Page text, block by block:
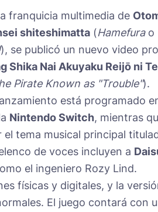
franquicia multimedia de
shiteshimatta (Hamefurao
), se publicó un nuevo video
Shika Nai Akuyaku Reijō ni
Pirate Known as "Trouble").
está programado
Nintendo Switch, mientras
tema musical principal
de voces incluyen a
el ingeniero Rozy Lind.
físicas y digitales, y la
El juego contará con